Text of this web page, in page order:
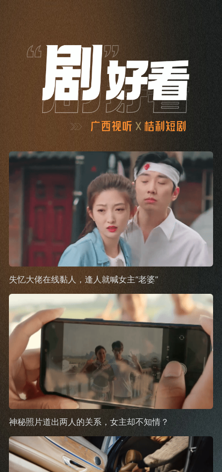
失忆大佬在线黏人，逢人就喊女主“老婆”
神秘照片道出两人的关系，女主却不知情？